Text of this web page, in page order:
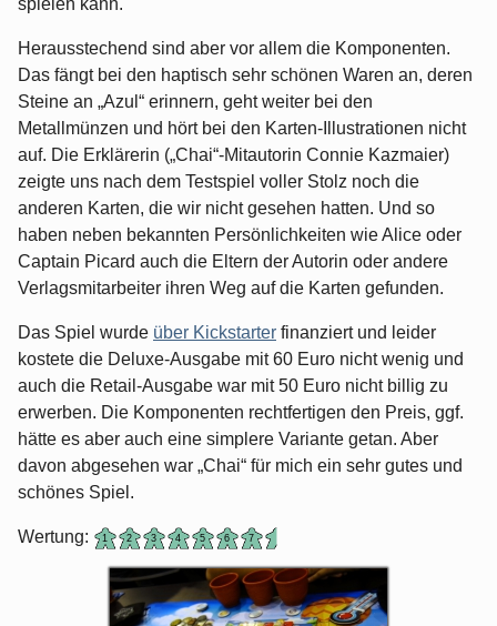
spielen kann.
Herausstechend sind aber vor allem die Komponenten.
Das fängt bei den haptisch sehr schönen Waren an, deren
Steine an „Azul“ erinnern, geht weiter bei den
Metallmünzen und hört bei den Karten-Illustrationen nicht
auf. Die Erklärerin („Chai“-Mitautorin Connie Kazmaier)
zeigte uns nach dem Testspiel voller Stolz noch die
anderen Karten, die wir nicht gesehen hatten. Und so
haben neben bekannten Persönlichkeiten wie Alice oder
Captain Picard auch die Eltern der Autorin oder andere
Verlagsmitarbeiter ihren Weg auf die Karten gefunden.
Das Spiel wurde über Kickstarter finanziert und leider
kostete die Deluxe-Ausgabe mit 60 Euro nicht wenig und
auch die Retail-Ausgabe war mit 50 Euro nicht billig zu
erwerben. Die Komponenten rechtfertigen den Preis, ggf.
hätte es aber auch eine simplere Variante getan. Aber
davon abgesehen war „Chai“ für mich ein sehr gutes und
schönes Spiel.
Wertung: